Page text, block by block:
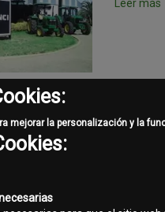
Leer más
¡2
mejorar la personalización y la